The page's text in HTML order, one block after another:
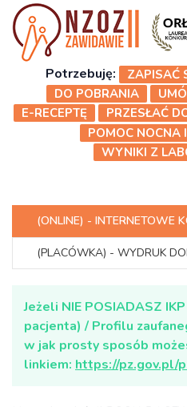
Potrzebuję:
ZAPISAĆ
DO POBRANIA
E-RECEPTĘ
PRZESŁAĆ
POMOC NOCNA
WYNIKI Z
(PLACÓWKA) - WYDRUK
Jeżeli NIE POSIADASZ
pacjenta) / Profilu
w jak prosty sposób
linkiem: https://pz.gov.pl/